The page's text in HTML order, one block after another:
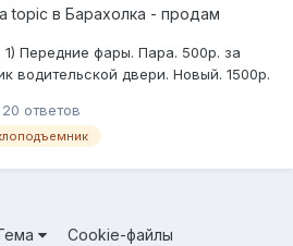
topic в Барахолка - продам
Передние фары. Пара. 500р. за
водительской двери. Новый. 1500р.
20 ответов
Cookie-файлы